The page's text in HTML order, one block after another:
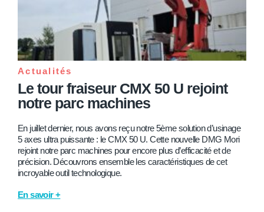
Actualités
Le tour fraiseur CMX 50 U rejoint
notre parc machines
En juillet dernier, nous avons reçu notre 5ème solution d’usinage
5 axes ultra puissante : le CMX 50 U. Cette nouvelle DMG Mori
rejoint notre parc machines pour encore plus d’efficacité et de
précision. Découvrons ensemble les caractéristiques de cet
incroyable outil technologique.
En savoir +